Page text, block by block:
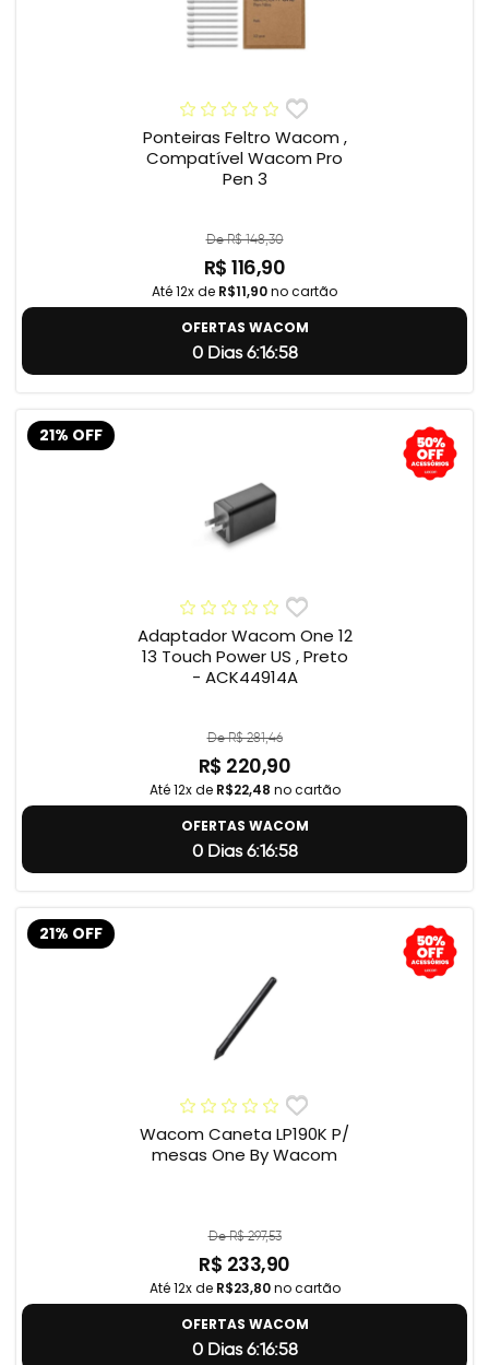
Ponteiras Feltro Wacom ,
Compatível Wacom Pro
Pen 3
De R$ 148,30
R$ 116,90
Até 12x de R$11,90no cartão
OFERTAS WACOM
0 Dias 6:16:57
21% OFF
Adaptador Wacom One 12
13 Touch Power US , Preto
- ACK44914A
De R$ 281,46
R$ 220,90
Até 12x de R$22,48 no cartão
OFERTAS WACOM
0 Dias 6:16:57
21% OFF
Wacom Caneta LP190K P/
mesas One By Wacom
De R$ 297,53
R$ 233,90
Até 12x de R$23,80no cartão
OFERTAS WACOM
0 Dias 6:16:57